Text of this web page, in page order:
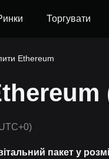
Торгувати
Ethereum
пакет у